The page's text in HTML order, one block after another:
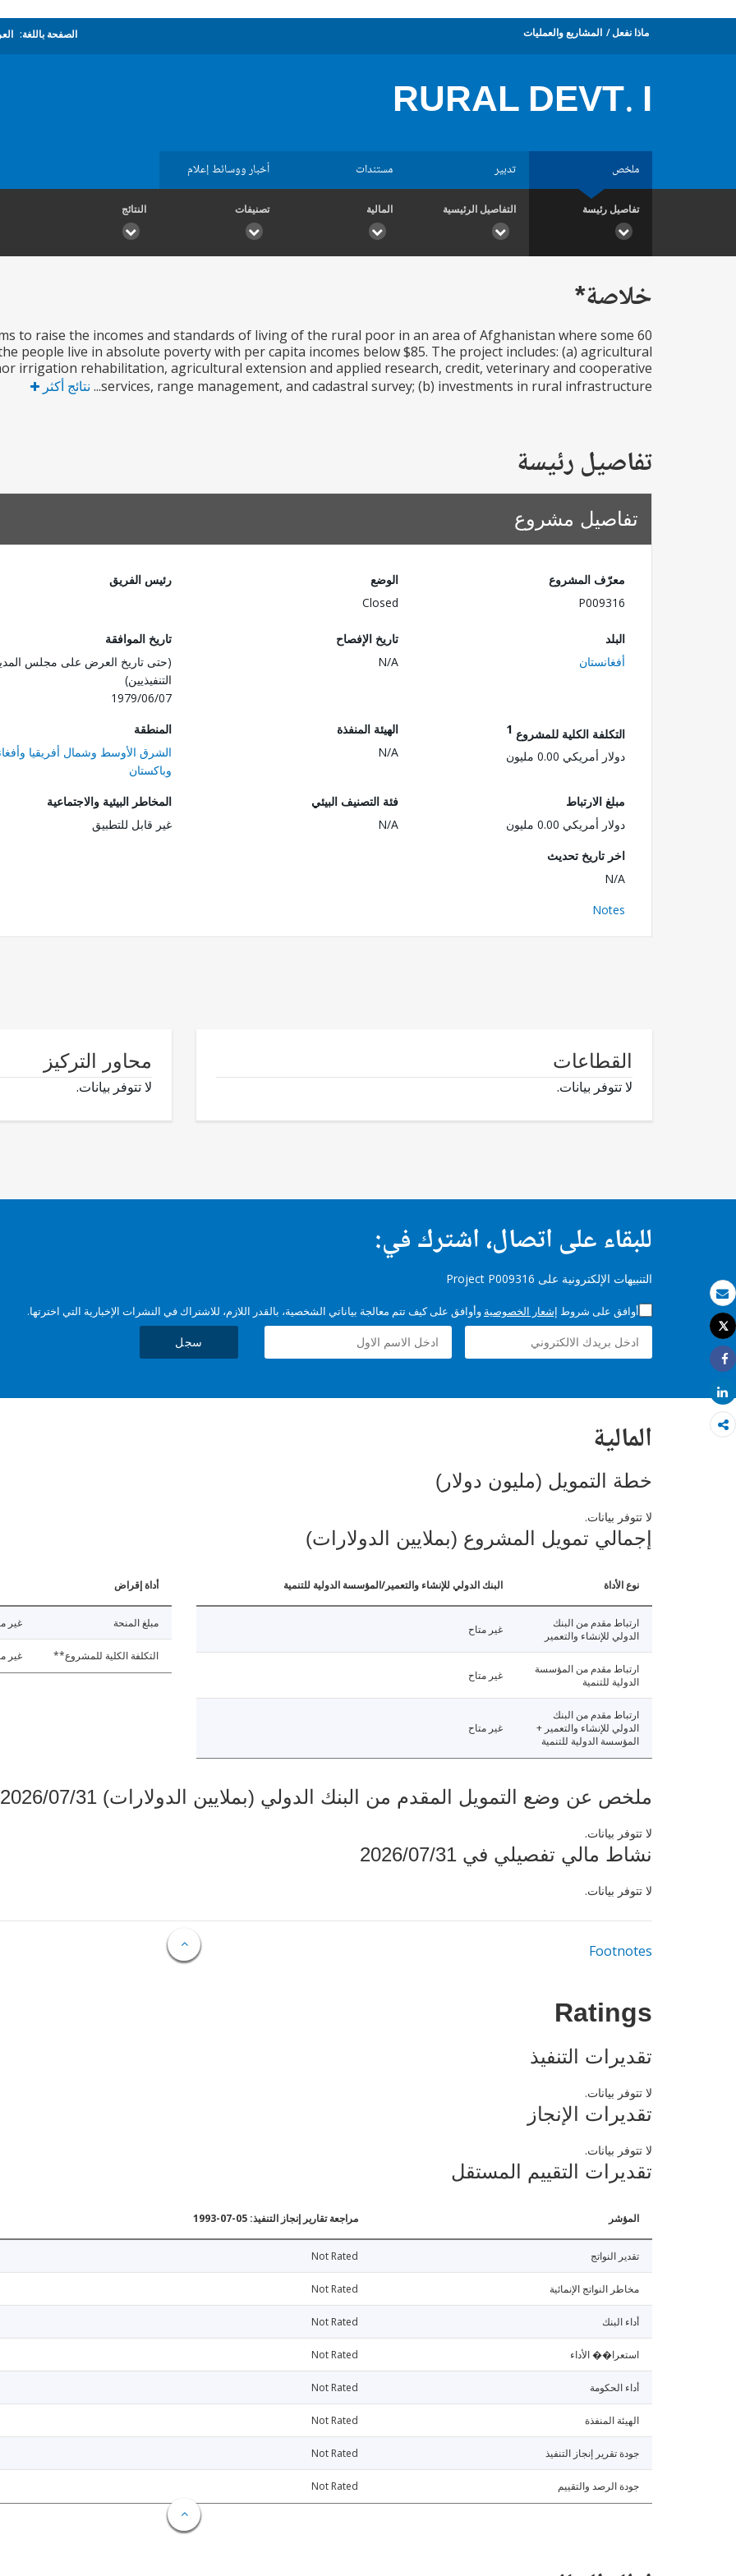
بريد الكتروني
طباعة
Tweet
Share
Share
ماذا نفعل المشاريع والعمليات الصفحة باللغة:
RURAL DEVT. I
ملخص تدبير مستندات أخبار ووسائط إعلام
تفاصيل رئيسة التفاصيل الرئيسية المالية تصنيفات النتائج
خلاصة*
to raise the incomes and standards of living of the rural poor in an area of Afghanistan where some 60
people live in absolute poverty with per capita incomes below $85. The project includes: (a) agricultural
irrigation rehabilitation, agricultural extension and applied research, credit, veterinary and cooperative
services, range management, and cadastral survey; (b) investments in rural infrastructure...
نتائج أكثر
تفاصيل رئيسة
تفاصيل مشروع
معرّف المشروع
P009316
الوضع
Closed
رئيس الفريق
البلد
أفغانستان
تاريخ الإفصاح
N/A
تاريخ الموافقة
(حتى تاريخ العرض على مجلس
التنفيذيين)
1979/06/07
التكلفة الكلية للمشروع 1
دولار أمريكي 0.00 مليون
الهيئة المنفذة
N/A
المنطقة
الشرق الأوسط وشمال أفريقيا
وباكستان
مبلغ الارتباط
دولار أمريكي 0.00 مليون
فئة التصنيف البيئي
N/A
المخاطر البيئية والاجتماعية
غير قابل للتطبيق
اخر تاريخ تحديث
N/A
Notes
القطاعات
لا تتوفر بيانات.
محاور التركيز
لا تتوفر بيانات.
للبقاء على اتصال، اشترك في:
التنبيهات الإلكترونية على Project P009316
أوافق على شروط إشعار الخصوصية وأوافق على كيف تتم معالجة بياناتي الشخصية، بالقدر اللازم، للاشتراك في النشرات الإخبارية التي اخترتها.
سجل
المالية
خطة التمويل (مليون دولار)
لا تتوفر بيانات.
إجمالي تمويل المشروع (بملايين الدولارات)
نوع الأداة البنك الدولي للإنشاء والتعمير/المؤسسة الدولية للتنمية
ارتباط مقدم من البنك
الدولي للإنشاء والتعمير
غير متاح
ارتباط مقدم من المؤسسة
الدولية للتنمية
غير متاح
ارتباط مقدم من البنك
الدولي للإنشاء والتعمير +
المؤسسة الدولية للتنمية
غير متاح
أداة إقراض
مبلغ المنحة غير
التكلفة الكلية للمشروع** غير
ملخص عن وضع التمويل المقدم من البنك الدولي (بملايين الدولارات) 2026/07/31
لا تتوفر بيانات.
نشاط مالي تفصيلي في 2026/07/31
لا تتوفر بيانات.
Footnotes
Ratings
تقديرات التنفيذ
لا تتوفر بيانات.
تقديرات الإنجاز
لا تتوفر بيانات.
تقديرات التقييم المستقل
المؤشر مراجعة تقارير إنجاز التنفيذ: 05-07-1993
تقدير النواتج Not Rated
مخاطر النواتج الإنمائية Not Rated
أداء البنك Not Rated
استعرا�� الأداء Not Rated
أداء الحكومة Not Rated
الهيئة المنفذة Not Rated
جودة تقرير إنجاز التنفيذ Not Rated
جودة الرصد والتقييم Not Rated